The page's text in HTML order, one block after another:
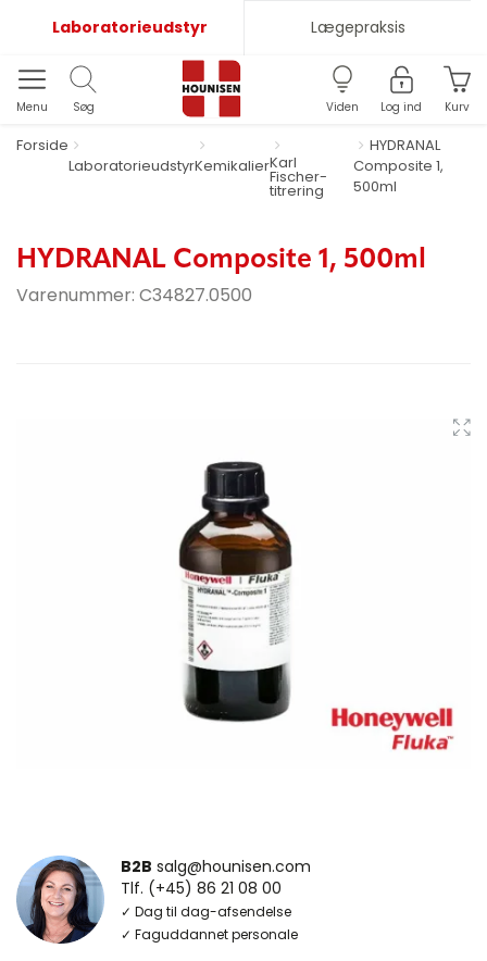
Laboratorieudstyr Lægepraksis
Menu Søg Viden Log ind Kurv
Forside
LaboratorieudstyrKemikalierKarl
Fischer-
titrering
HYDRANAL
Composite 1,
500ml
HYDRANAL Composite 1, 500ml
Varenummer: C34827.0500
B2B salg@hounisen.com
Tlf. (+45) 86 21 08 00
✓ Dag til dag-afsendelse
✓ Faguddannet personale